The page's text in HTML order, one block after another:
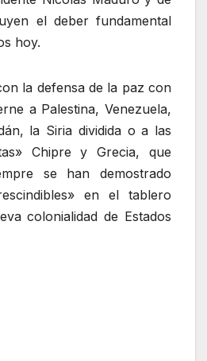
el deber fundamental
hoy.
la defensa de la paz con
a Palestina, Venezuela,
la Siria dividida o a las
Chipre y Grecia, que
se han demostrado
en el tablero
colonialidad de Estados